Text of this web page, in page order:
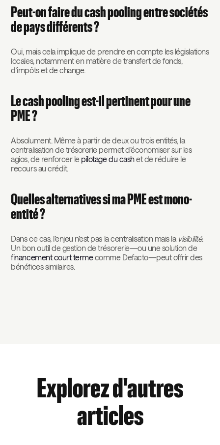
Peut-on faire du cash pooling entre sociétés
de pays différents ?
Oui, mais cela implique de prendre en compte les législations
locales, notamment en matière de transfert de fonds,
d’impôts et de change.
Le cash pooling est-il pertinent pour une
PME ?
Absolument. Même à partir de deux ou trois entités, la
centralisation de trésorerie permet d’économiser sur les
agios, de renforcer le pilotage du cashet de réduire le
recours au crédit.
Quelles alternatives si ma PME est mono-
entité ?
Dans ce cas, l’enjeu n’est pas la centralisation mais la visibilité.
Un bon outil de gestion de trésorerie—ou une solution de
financement court termecomme Defacto—peut offrir des
bénéfices similaires.
Explorez d'autres
articles